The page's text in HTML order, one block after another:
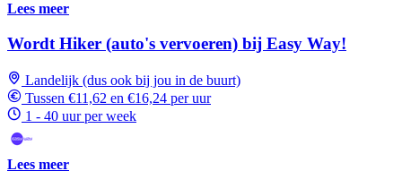
Lees meer
Wordt Hiker (auto's vervoeren) bij Easy Way!
Landelijk (dus ook bij jou in de buurt)
Tussen €11,62 en €16,24 per uur
1 - 40 uur per week
Lees meer